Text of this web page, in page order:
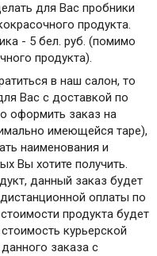
для Вас пробники
продукта.
- 5 бел. руб. (помимо
продукта).
в наш салон, то
Вас с доставкой по
оформить заказ на
имеющейся таре),
наименования и
Вы хотите получить.
данный заказ будет
оплаты по
продукта будет
курьерской
заказа с